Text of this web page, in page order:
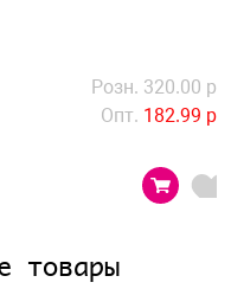
Розн. 320.00 р
Опт. 182.99 р
товары